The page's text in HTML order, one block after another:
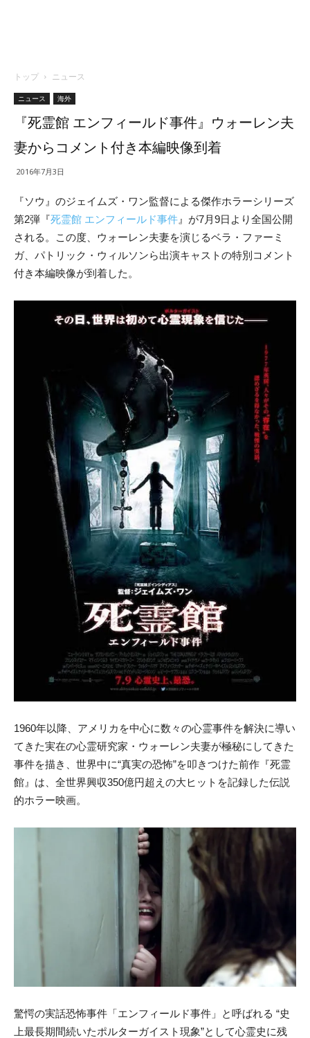
トップ ニュース
ニュース 海外
『死霊館 エンフィールド事件』ウォーレン夫
妻からコメント付き本編映像到着
2016年7月3日
『ソウ』のジェイムズ・ワン監督による傑作ホラーシリーズ
第2弾『死霊館 エンフィールド事件 』が7月9日より全国公開
される。この度、ウォーレン夫妻を演じるベラ・ファーミ
ガ、パトリック・ウィルソンら出演キャストの特別コメント
付き本編映像が到着した。
1960年以降、アメリカを中心に数々の心霊事件を解決に導い
てきた実在の心霊研究家・ウォーレン夫妻が極秘にしてきた
事件を描き、世界中に“真実の恐怖”を叩きつけた前作『死霊
館』は、全世界興収350億円超えの大ヒットを記録した伝説
的ホラー映画。
驚愕の実話恐怖事件「エンフィールド事件」と呼ばれる “史
上最長期間続いたポルターガイスト現象”として心霊史に残